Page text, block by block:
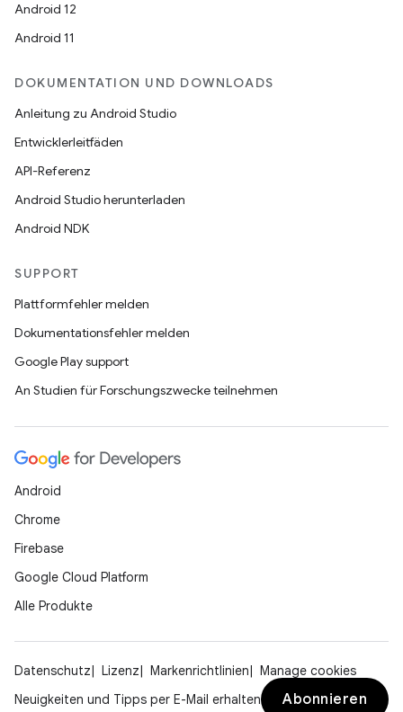
Android 12
Android 11
DOKUMENTATION UND DOWNLOADS
Anleitung zu Android Studio
Entwicklerleitfäden
API-Referenz
Android Studio herunterladen
Android NDK
SUPPORT
Plattformfehler melden
Dokumentationsfehler melden
Google Play support
An Studien für Forschungszwecke teilnehmen
Android
Chrome
Firebase
Google Cloud Platform
Alle Produkte
Datenschutz Lizenz Markenrichtlinien
Manage cookies
Neuigkeiten und Tipps per E-Mail erhalten
Abonnieren